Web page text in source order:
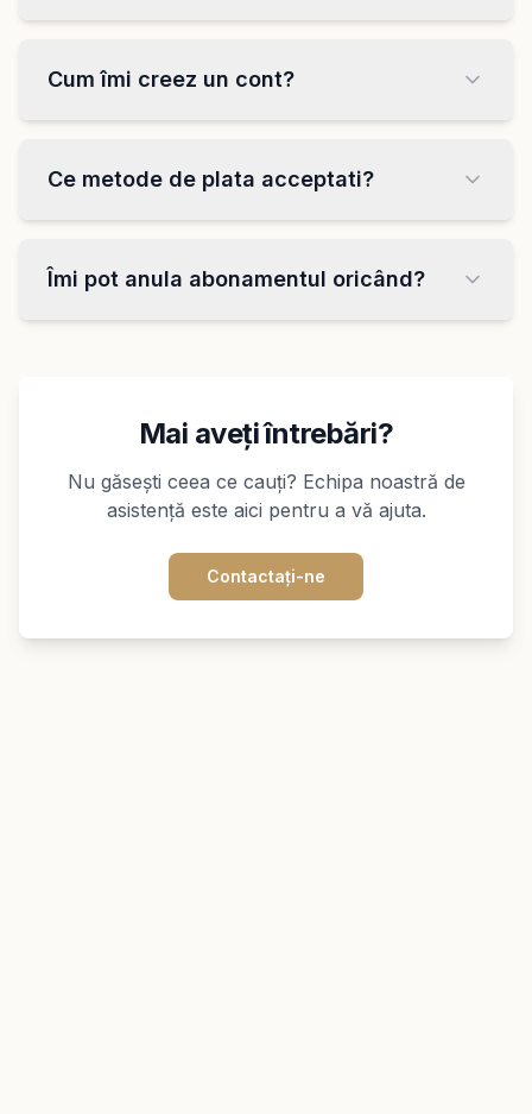
Cum îmi creez un cont?
Ce metode de plata acceptati?
Îmi pot anula abonamentul oricând?
Mai aveți întrebări?
Nu găsești ceea ce cauți? Echipa noastră de
asistență este aici pentru a vă ajuta.
Contactați-ne